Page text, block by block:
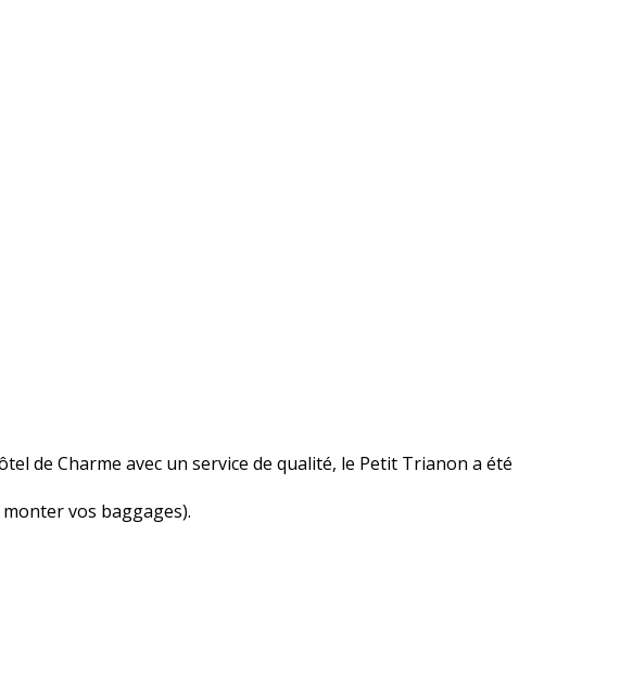
de Charme avec un service de qualité, le Petit Trianon a été
vos baggages).